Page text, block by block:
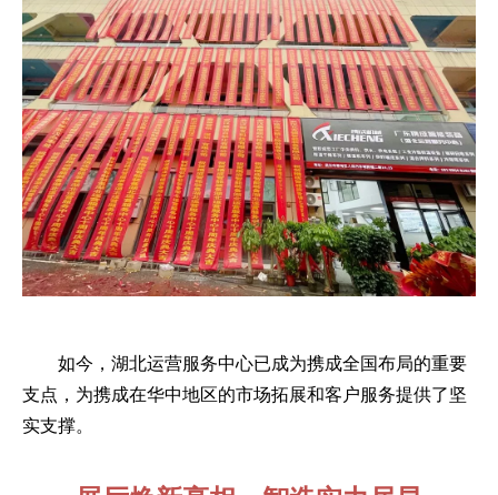
如今，湖北运营服务中心已成为携成全国布局的重要
支点，为携成在华中地区的市场拓展和客户服务提供了坚
实支撑。